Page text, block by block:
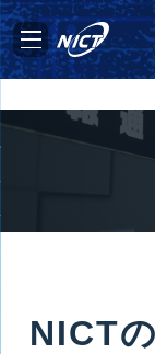
NICT